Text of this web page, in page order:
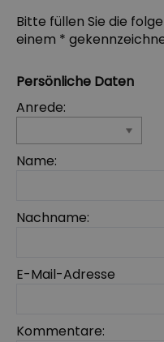
Bitte füllen Sie die
einem *
Persönliche Daten
Anrede:
Name:
Nachname:
E-Mail-Adresse
Kommentare: